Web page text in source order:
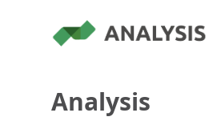
Analysis